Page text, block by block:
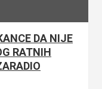
DA NIJE
RATNIH